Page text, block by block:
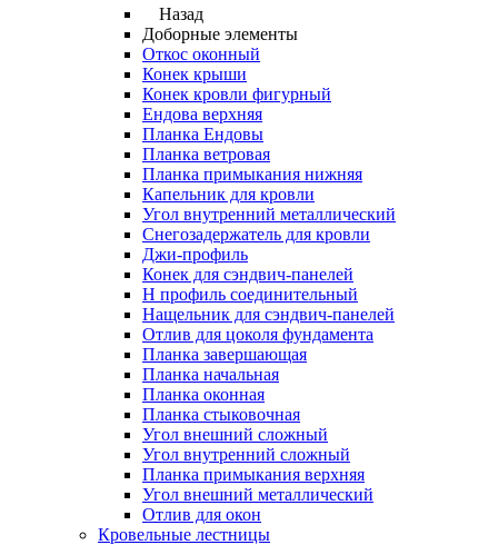
Назад
Доборные элементы
Откос оконный
Конек крыши
Конек кровли фигурный
Ендова верхняя
Планка Ендовы
Планка ветровая
Планка примыкания нижняя
Капельник для кровли
Угол внутренний металлический
Снегозадержатель для кровли
Джи-профиль
Конек для сэндвич-панелей
Н профиль соединительный
Нащельник для сэндвич-панелей
Отлив для цоколя фундамента
Планка завершающая
Планка начальная
Планка оконная
Планка стыковочная
Угол внешний сложный
Угол внутренний сложный
Планка примыкания верхняя
Угол внешний металлический
Отлив для окон
Кровельные лестницы